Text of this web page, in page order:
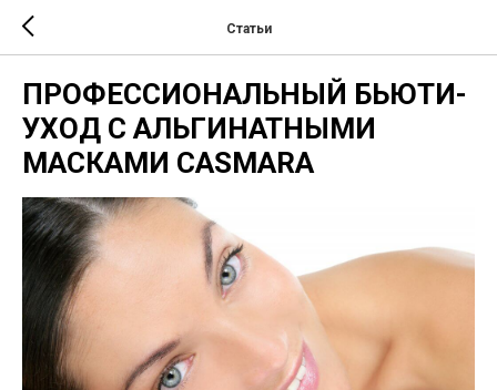
Статьи
ПРОФЕССИОНАЛЬНЫЙ БЬЮТИ-
УХОД С АЛЬГИНАТНЫМИ
МАСКАМИ CASMARA